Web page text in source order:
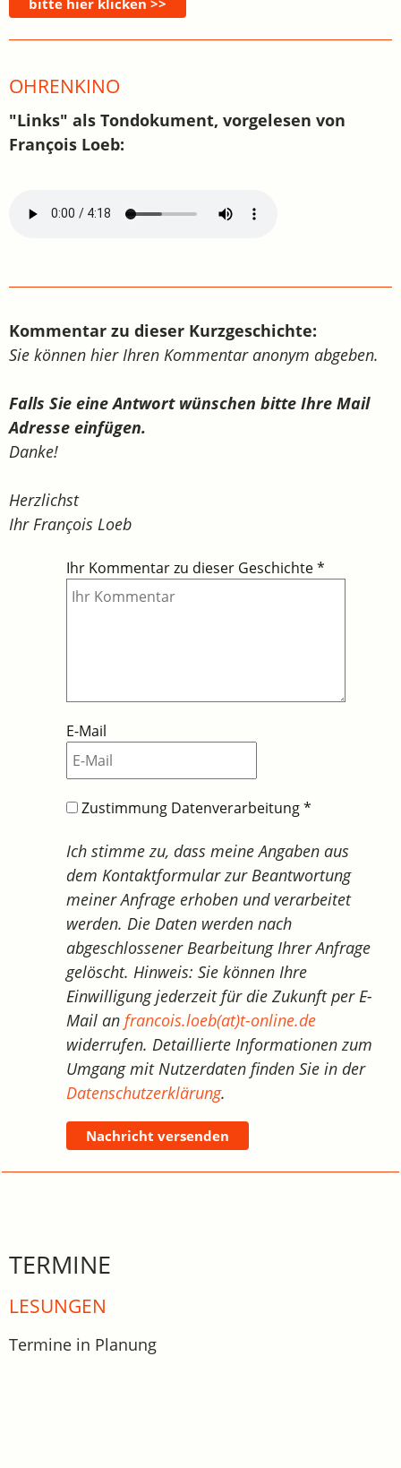
OHRENKINO
"Links" als Tondokument, vorgelesen von
François Loeb:
Kommentar zu dieser Kurzgeschichte:
Sie können hier Ihren Kommentar anonym abgeben.
Falls Sie eine Antwort wünschen bitte Ihre Mail
Adresse einfügen.
Danke!
Herzlichst
Ihr François Loeb
Ihr Kommentar zu dieser Geschichte*
E-Mail
Zustimmung Datenverarbeitung*
Ich stimme zu, dass meine Angaben aus
dem Kontaktformular zur Beantwortung
meiner Anfrage erhoben und verarbeitet
werden. Die Daten werden nach
abgeschlossener Bearbeitung Ihrer Anfrage
gelöscht. Hinweis: Sie können Ihre
Einwilligung jederzeit für die Zukunft per E-
Mail anfrancois.loeb(at)t-online.de
widerrufen. Detaillierte Informationen zum
Umgang mit Nutzerdaten finden Sie in der
Datenschutzerklärung.
Nachricht versenden
TERMINE
LESUNGEN
Termine in Planung